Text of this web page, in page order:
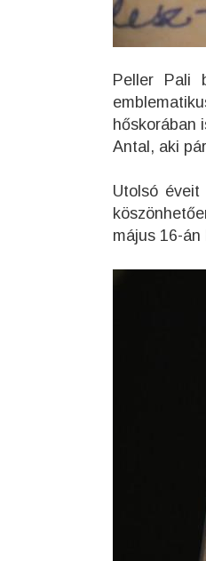
Peller Pali
hőskorában
Antal, aki
Utolsó
május 16-